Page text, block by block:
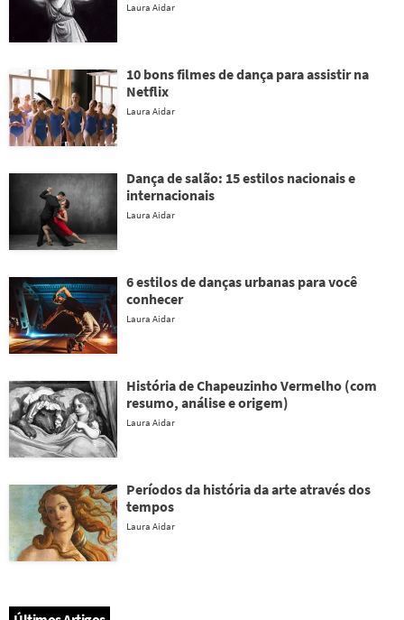
Laura Aidar
10 bons filmes de dança para assistir na
Netflix
Laura Aidar
Dança de salão: 15 estilos nacionais e
internacionais
Laura Aidar
6 estilos de danças urbanas para você
conhecer
Laura Aidar
História de Chapeuzinho Vermelho (com
resumo, análise e origem)
Laura Aidar
Períodos da história da arte através dos
tempos
Laura Aidar